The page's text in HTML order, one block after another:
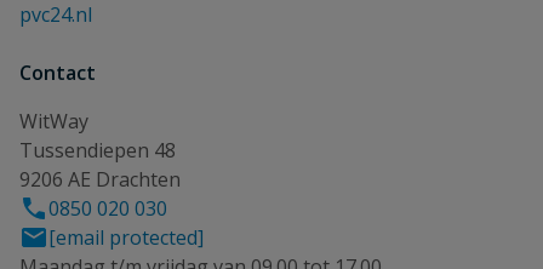
pvc24.nl
Contact
WitWay
Tussendiepen 48
9206 AE Drachten
0850 020 030
[email protected]